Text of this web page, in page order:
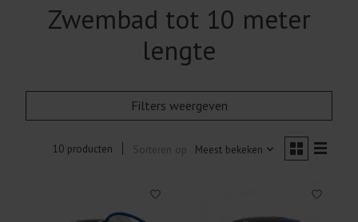
Zwembad tot 10 meter
lengte
Filters weergeven
10 producten Sorteren op Meest bekeken